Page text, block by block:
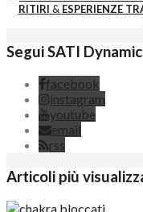
RITIRI & ESPERIENZE
Segui SATI Dynamic
facebook
instagram
youtube
email
rss
Articoli più